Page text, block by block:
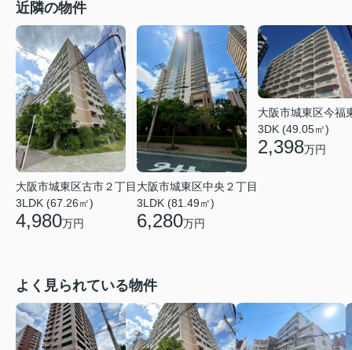
近隣の物件
大阪市城東区古市２丁目
3LDK (67.26㎡)
4,980万円
大阪市城東区中央２丁目
3LDK (81.49㎡)
6,280万円
大阪市城東区今福
3DK (49.05㎡)
2,398万円
よく見られている物件